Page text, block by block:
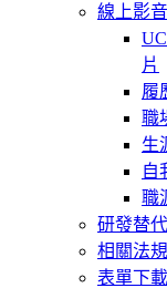
線上影
片
履
職
生
自
職
研發替
相關法規
表單下載